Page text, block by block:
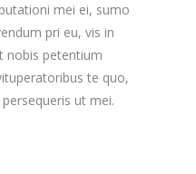
mei ei, sumo
pri eu, vis in
nobis petentium
te quo,
ut mei.